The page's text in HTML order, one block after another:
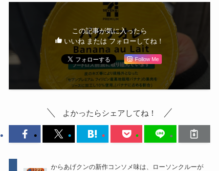
この記事が気に入ったら
いいね または フォローしてね！
Follow Me
よかったらシェアしてね！
からあげクンの新作コンソメ味は、ローソンクルーが